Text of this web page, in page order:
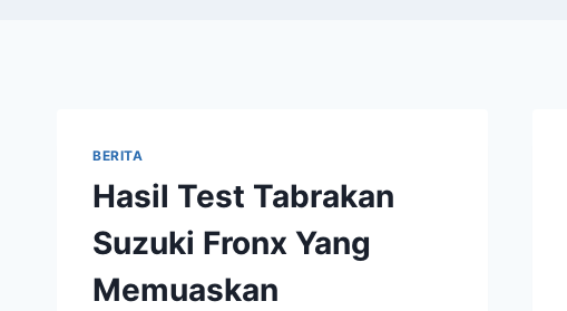
BERITA
Hasil Test Tabrakan
Suzuki Fronx Yang
Memuaskan